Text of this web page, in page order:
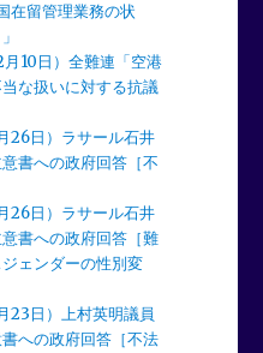
在留管理業務の状
10日）全難連「空港
な扱いに対する抗議
26日）ラサール石井
書への政府回答［不
26日）ラサール石井
書への政府回答［難
ェンダーの性別変
23日）上村英明議員
書への政府回答［不法